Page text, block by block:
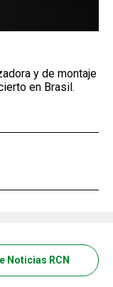
y de montaje
en Brasil.
Noticias RCN